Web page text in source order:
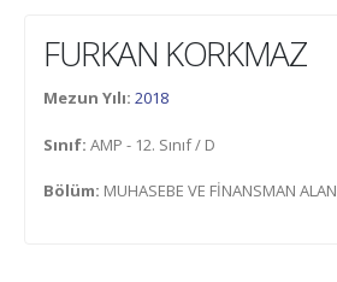
FURKAN KORKMAZ
Mezun Yılı: 2018
Sınıf: AMP - 12. Sınıf / D
Bölüm: MUHASEBE VE FİNANSMAN ALAN